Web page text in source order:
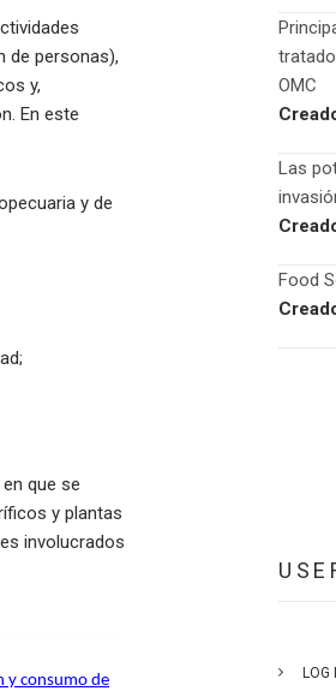
de personas),
y,
En este
y de
que se
y plantas
involucrados
y consumo de
OMC
Las
Food
LOG